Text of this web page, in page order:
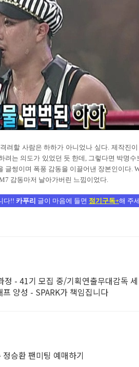
려할 사람은 하하가 아니었나 싶다. 제작진
는 의도가 있었던 듯 한데, 그렇다면 박명수
썽이며 폭풍 감동을 이끌어낸 장본인이다.
감동마저 날아가버린 느낌이었다.
다!! 카푸리 글이 마음에 들면 정기구독+해 주
정 - 41기 모집 중/기획연출무대감독 세
양성 - SPARK가 책임집니다
승환 팬미팅 예매하기